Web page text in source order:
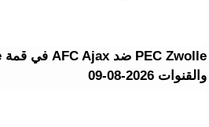
والقنوات 2026-08-09